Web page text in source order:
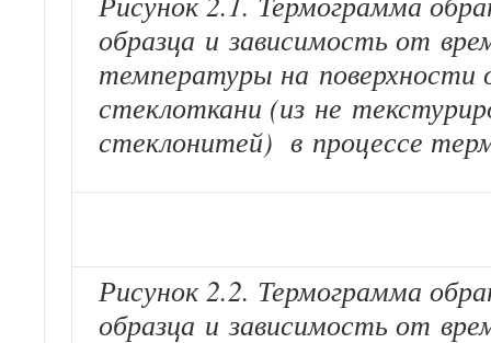
образца и зависимость от
температуры на поверхности
стеклоткани (из не
стеклонитей) в процессе
Рисунок 2.2. Термограмма
образца и зависимость от